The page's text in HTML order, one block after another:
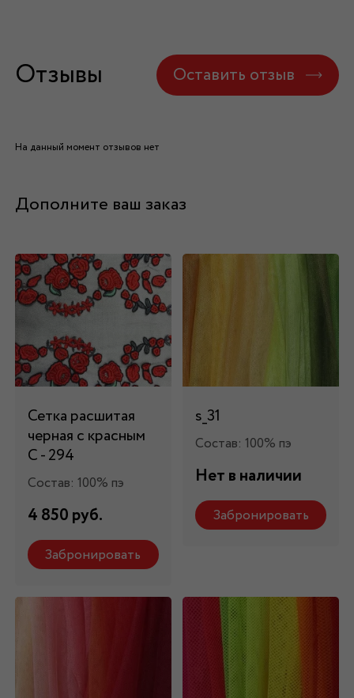
Отзывы Оставить отзыв
На данный момент отзывов нет
Дополните ваш заказ
Сетка расшитая
черная с красным
C - 294
Состав: 100% пэ
4 850 руб.
Забронировать
s_31
Состав: 100% пэ
Нет в наличии
Забронировать